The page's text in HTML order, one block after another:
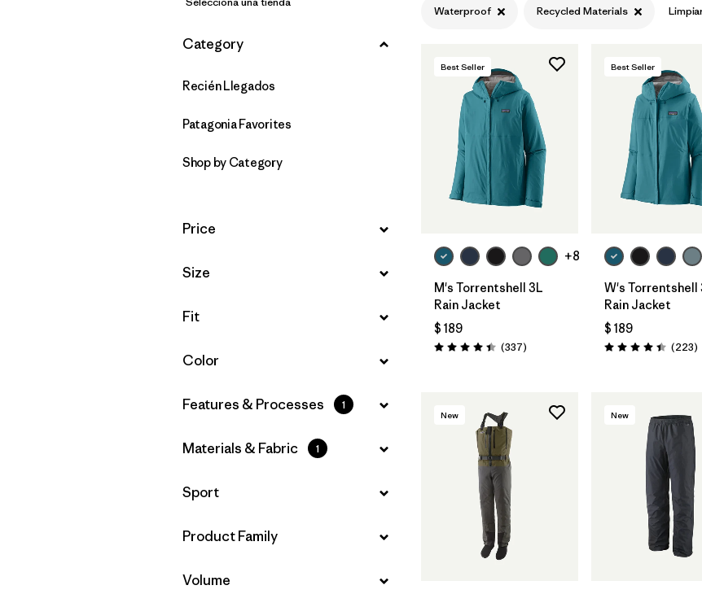
Filtrar por
Materials & Fabric
Product Family
Filtrar por
Filtrar por
Category
Recién Llegados
Patagonia Favorites
Shop by Category
Filtrar por
Price
Filtrar por
Size
Filtrar por
Fit
Filtrar por
Color
Filtrar por
Features & Processes 1
Filtrar por
Materials & Fabric 1
Filtrar por
Sport
Filtrar por
Product Family
Filtrar por
Volume
Waterproof Recycled Materials
Best Seller
+8
M's Torrentshell 3L
Rain Jacket
$ 189
Valoración: 4.4 / 5
(337Comentarios
)
Best Seller
W's Torrentshell
Rain Jacket
$ 189
Valoración: 4.4 / 5
(223)
New New